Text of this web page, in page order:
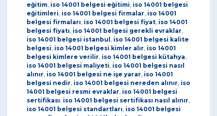
eğitim, iso 14001 belgesi eğitimi, iso 14001 belgesi
eğitimleri, iso 14001 belgesi firmalar, iso 14001
belgesi firmaları, iso 14001 belgesi fiyat, iso 14001
belgesi fiyatı, iso 14001 belgesi gerekli evraklar,
iso 14001 belgesi istanbul , iso 14001 belgesi kalite
belgesi, iso 14001 belgesi kimler alır, iso 14001
belgesi kimlere verilir, iso 14001 belgesi kütahya,
iso 14001 belgesi maliyeti, iso 14001 belgesi nasıl
alınır, iso 14001 belgesi ne işe yarar, iso 14001
belgesi nedir, iso 14001 belgesi nereden alınır, iso
14001 belgesi resmi evraklar, iso 14001 belgesi
sertifikası, iso 14001 belgesi sertifikası nasıl alınır,
iso 14001 belgesi standartları, iso 14001 belgesi